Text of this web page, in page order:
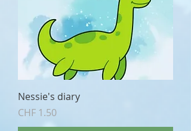
Nessie's diary
Preis
CHF 1.50